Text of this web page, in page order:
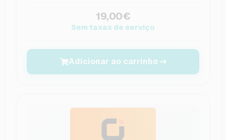
19,00€
Sem taxas de serviço
Adicionar ao carrinho